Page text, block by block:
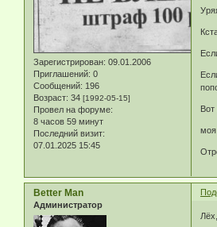
Зарегистрирован: 09.01.2006
Приглашений: 0
Сообщений: 196
Возраст: 34 [1992-05-15]
Провел на форуме:
8 часов 59 минут
Последний визит:
07.01.2025 15:45
Вот
моя
Better Man
Администратор